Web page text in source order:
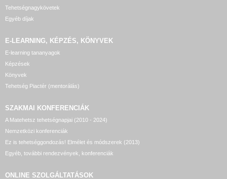
Tehetségnagykövetek
Egyéb díjak
E-LEARNING, KÉPZÉS, KÖNYVEK
E-learning tananyagok
Képzések
Könyvek
Tehetség Piactér (mentorálás)
SZAKMAI KONFERENCIÁK
A Matehetsz tehetségnapjai (2010 - 2024)
Nemzetközi konferenciák
Ez is tehetséggondozás! Elmélet és módszerek (2013)
Egyéb, további rendezvények, konferenciák
ONLINE SZOLGÁLTATÁSOK